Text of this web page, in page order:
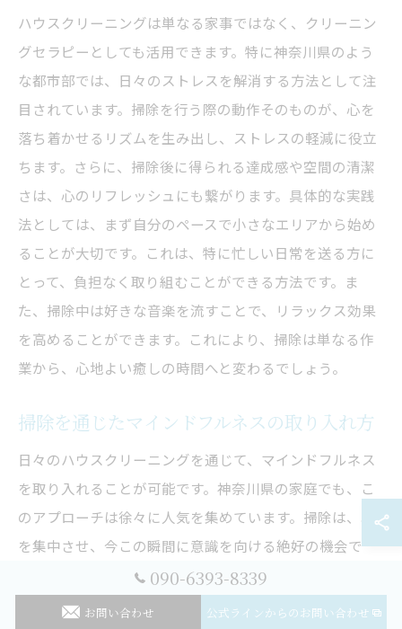
ハウスクリーニングは単なる家事ではなく、クリーニン
グセラピーとしても活用できます。特に神奈川県のよう
な都市部では、日々のストレスを解消する方法として注
目されています。掃除を行う際の動作そのものが、心を
落ち着かせるリズムを生み出し、ストレスの軽減に役立
ちます。さらに、掃除後に得られる達成感や空間の清潔
さは、心のリフレッシュにも繋がります。具体的な実践
法としては、まず自分のペースで小さなエリアから始め
ることが大切です。これは、特に忙しい日常を送る方に
とって、負担なく取り組むことができる方法です。ま
た、掃除中は好きな音楽を流すことで、リラックス効果
を高めることができます。これにより、掃除は単なる作
業から、心地よい癒しの時間へと変わるでしょう。
掃除を通じたマインドフルネスの取り入れ方
日々のハウスクリーニングを通じて、マインドフルネス
を取り入れることが可能です。神奈川県の家庭でも、こ
のアプローチは徐々に人気を集めています。掃除は、心
を集中させ、今この瞬間に意識を向ける絶好の機会で
す。具体的には、掃除の各工程に意識を集中させ、動作
の一つ一つを感じ取ることが重要です。例えば、ホコリ
090-6393-8339
お問い合わせ 公式ラインからのお問い合わせ